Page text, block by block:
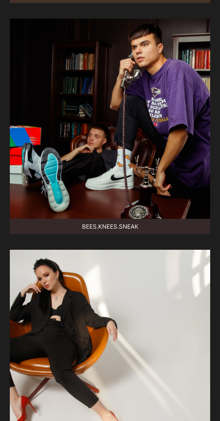
BEES.KNEES.SNEAK